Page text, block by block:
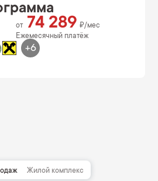
Ежемесячный платёж
от 74 289 ₽/мес
+6
Жилой комплекс